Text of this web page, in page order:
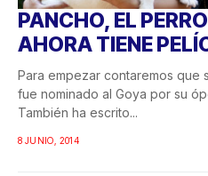
PANCHO, EL
AHORA TIENE
Para empezar contaremos que
fue nominado al Goya por su
También ha escrito...
8 JUNIO, 2014